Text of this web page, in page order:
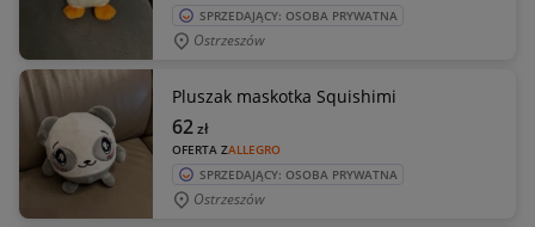
SPRZEDAJĄCY: OSOBA PRYWATNA
Ostrzeszów
Pluszak maskotka Squishimi
OFERTA ZALLEGRO
62zł
SPRZEDAJĄCY: OSOBA PRYWATNA
Ostrzeszów